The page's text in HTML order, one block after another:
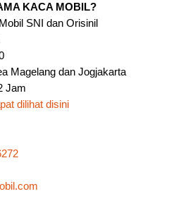
KACA MOBIL?
SNI dan Orisinil
Magelang dan Jogjakarta
Jam
dilihat disini